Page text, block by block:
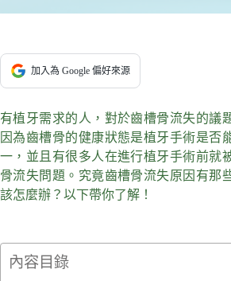
加入為 Google 偏好來源
有植牙需求的人，對於齒槽骨流失的議
因為齒槽骨的健康狀態是植牙手術是否
一，並且有很多人在進行植牙手術前就
骨流失問題。究竟齒槽骨流失原因有那
該怎麼辦？以下帶你了解！
內容目錄